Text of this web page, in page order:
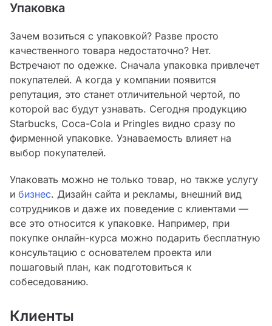
Упаковка
Зачем возиться с упаковкой? Разве просто
качественного товара недостаточно? Нет.
Встречают по одежке. Сначала упаковка привлечет
покупателей. А когда у компании появится
репутация, это станет отличительной чертой, по
которой вас будут узнавать. Сегодня продукцию
Starbucks, Coca-Cola и Pringles видно сразу по
фирменной упаковке. Узнаваемость влияет на
выбор покупателей.
Упаковать можно не только товар, но также услугу
и бизнес. Дизайн сайта и рекламы, внешний вид
сотрудников и даже их поведение с клиентами —
все это относится к упаковке. Например, при
покупке онлайн-курса можно подарить бесплатную
консультацию с основателем проекта или
пошаговый план, как подготовиться к
собеседованию.
Клиенты